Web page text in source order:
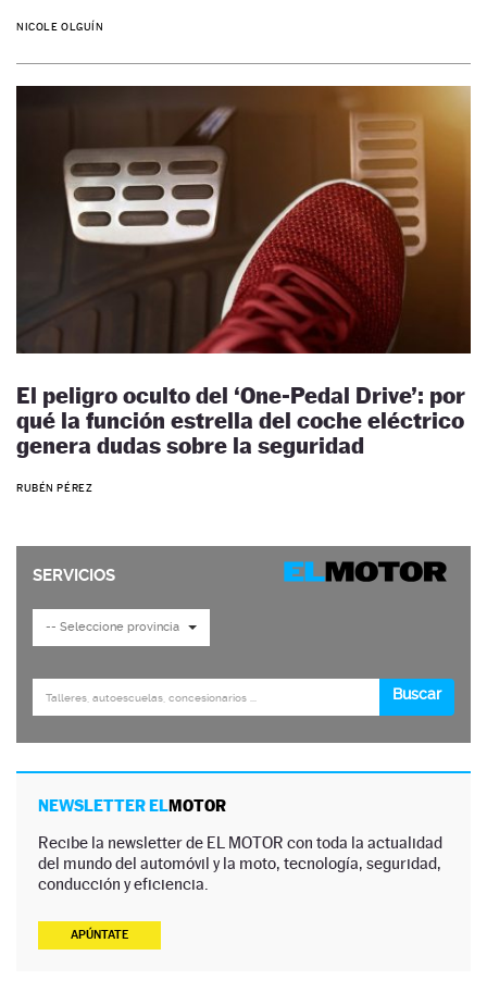
NICOLE OLGUÍN
El peligro oculto del ‘One-Pedal Drive’: por
qué la función estrella del coche eléctrico
genera dudas sobre la seguridad
RUBÉN PÉREZ
NEWSLETTER ELMOTOR
Recibe la newsletter de EL MOTOR con toda la actualidad
del mundo del automóvil y la moto, tecnología, seguridad,
conducción y eficiencia.
APÚNTATE